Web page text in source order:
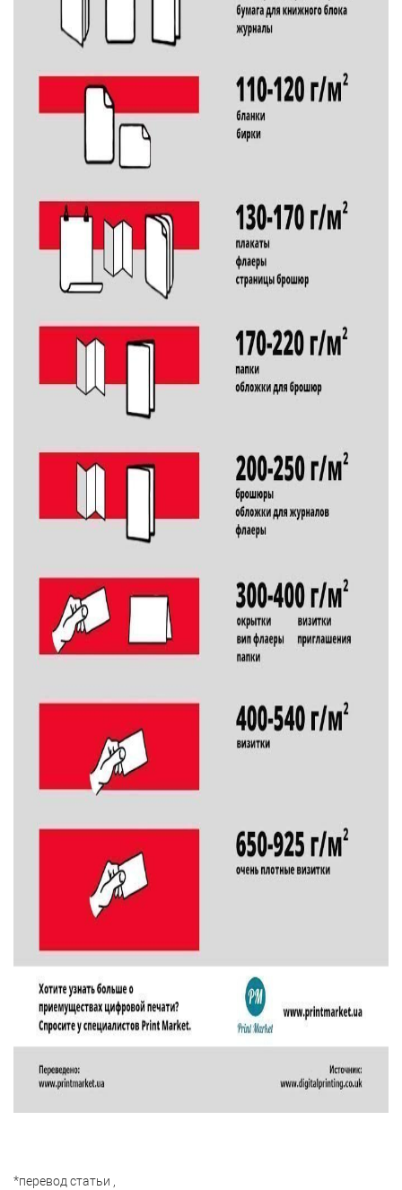
*перевод статьи ,